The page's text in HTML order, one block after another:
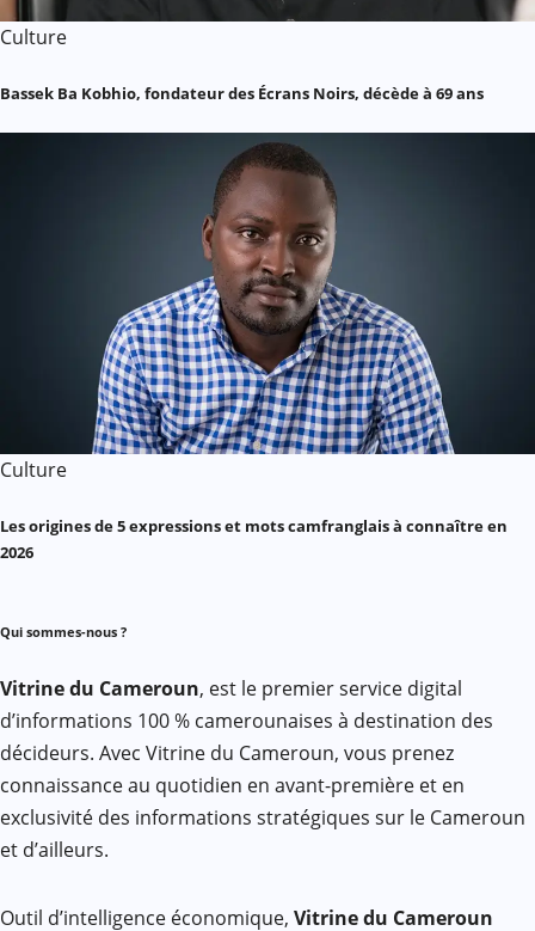
Culture
Bassek Ba Kobhio, fondateur des Écrans Noirs, décède à 69 ans
Culture
Les origines de 5 expressions et mots camfranglais à connaître en
2026
Qui sommes-nous ?
Vitrine du Cameroun, est le premier service digital
d’informations 100 % camerounaises à destination des
décideurs. Avec Vitrine du Cameroun, vous prenez
connaissance au quotidien en avant-première et en
exclusivité des informations stratégiques sur le Cameroun
et d’ailleurs.
Outil d’intelligence économique, Vitrine du Cameroun